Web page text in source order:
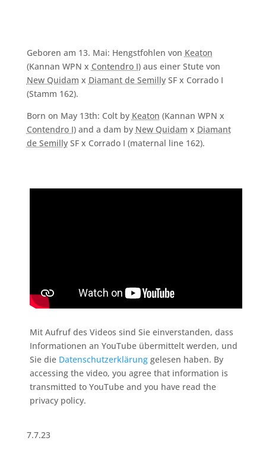
Geboren am 13. Mai: Hengstfohlen von Keaton
(Kannan WPN x Contendro I) aus einer Stute von
New Quidam x Diamant de SemillySF x Corrado I
(Stamm 162).
Born on May 13th: Colt by Keaton (Kannan WPN x
Contendro I) and a dam by New Quidam x Diamant
de SemillySF x Corrado I (maternal line 162).
Mit Aufruf des Videos sind Sie einverstanden, dass
Informationen an YouTube übermittelt werden, und
Sie die Datenschutzerklärunggelesen haben. By
accessing the video, you agree that information is
transmitted to YouTube and you have read the
privacy policy.
7.7.23